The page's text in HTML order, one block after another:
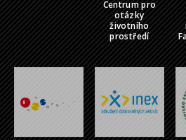
Centrum pro
otázky
životního
prostředí